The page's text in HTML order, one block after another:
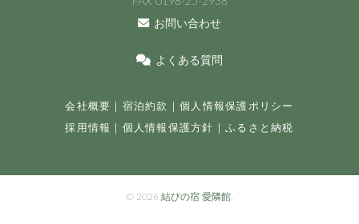
お問い合わせ
よくある質問
会社概要 宿泊約款 ｜個人情報保護ポリシー
採用情報 個人情報保護方針 ｜ふるさと納税
© 2026 結びの宿 愛隣館.